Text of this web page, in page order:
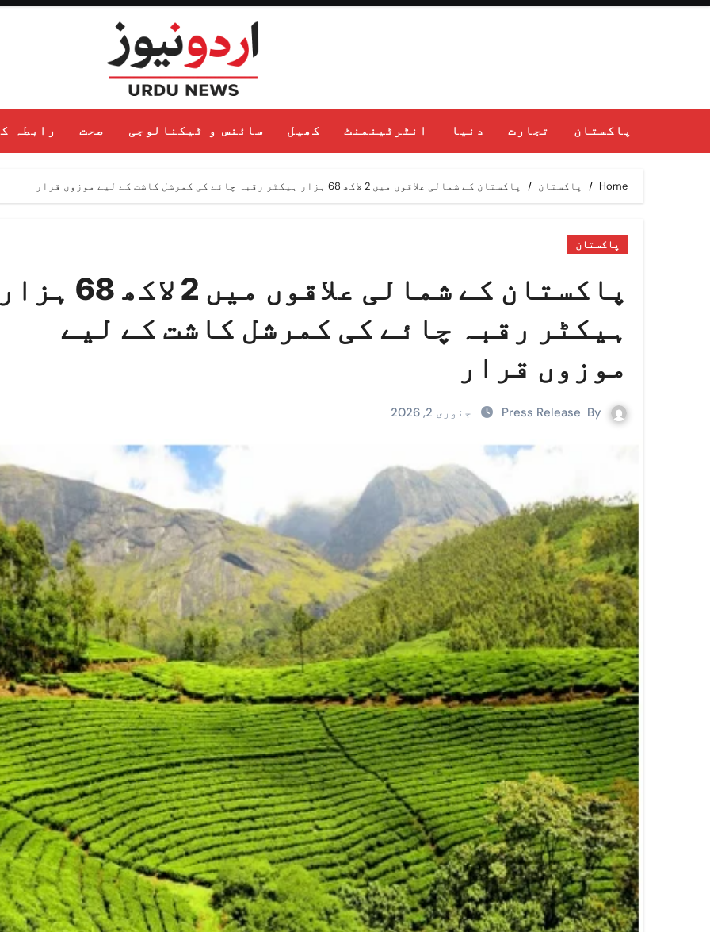
Skip
پاکستان تجارت دنیا انٹرٹینمنٹ کھیل سائنس و ٹیکنالوجی صحت رابطہ
Home پاکستان پاکستان کے شمالی علاقوں میں 2 لاکھ 68 ہزار ہیکٹر رقبہ چائے کی کمرشل کاشت کے لیے موزوں قرار
پاکستان
پاکستان کے شمالی علاقوں میں 2 لاکھ 68 ہزار
ہیکٹر رقبہ چائے کی کمرشل کاشت کے لیے
موزوں قرار
Press Release جنوری 2, 2026